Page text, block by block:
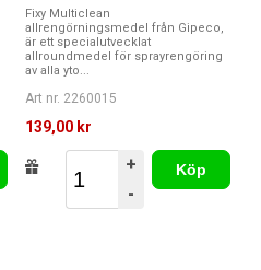
Fixy Multiclean
allrengörningsmedel från Gipeco,
är ett specialutvecklat
allroundmedel för sprayrengöring
av alla yto...
Art nr. 2260015
139,00 kr
+
-
Köp